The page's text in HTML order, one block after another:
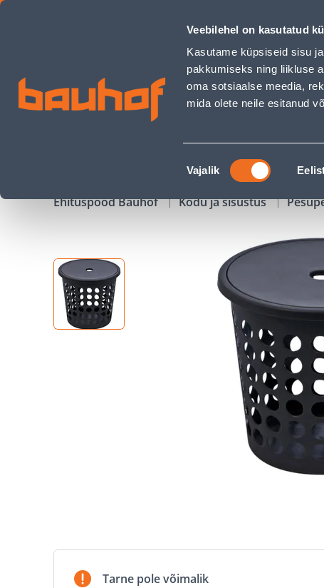
Veebilehel on kasutatud
Kasutame küpsiseid sisu
pakkumiseks ning liikluse
oma sotsiaalse meedia,
mida olete neile esitanud
Nõusoleku
valik
Vajalik
PESUKORV PLAST TEAM SPRINGFIELD ROUND 25L MUST -
Äriklienditeenindus
KAMPAANIAD
Ehituspood Bauhof Kodu ja sisustus
Tarne pole võimalik